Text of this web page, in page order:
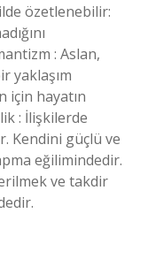
özetlenebilir:
: Aslan,
yaklaşım
için hayatın
: İlişkilerde
Kendini güçlü ve
eğilimindedir.
ve takdir